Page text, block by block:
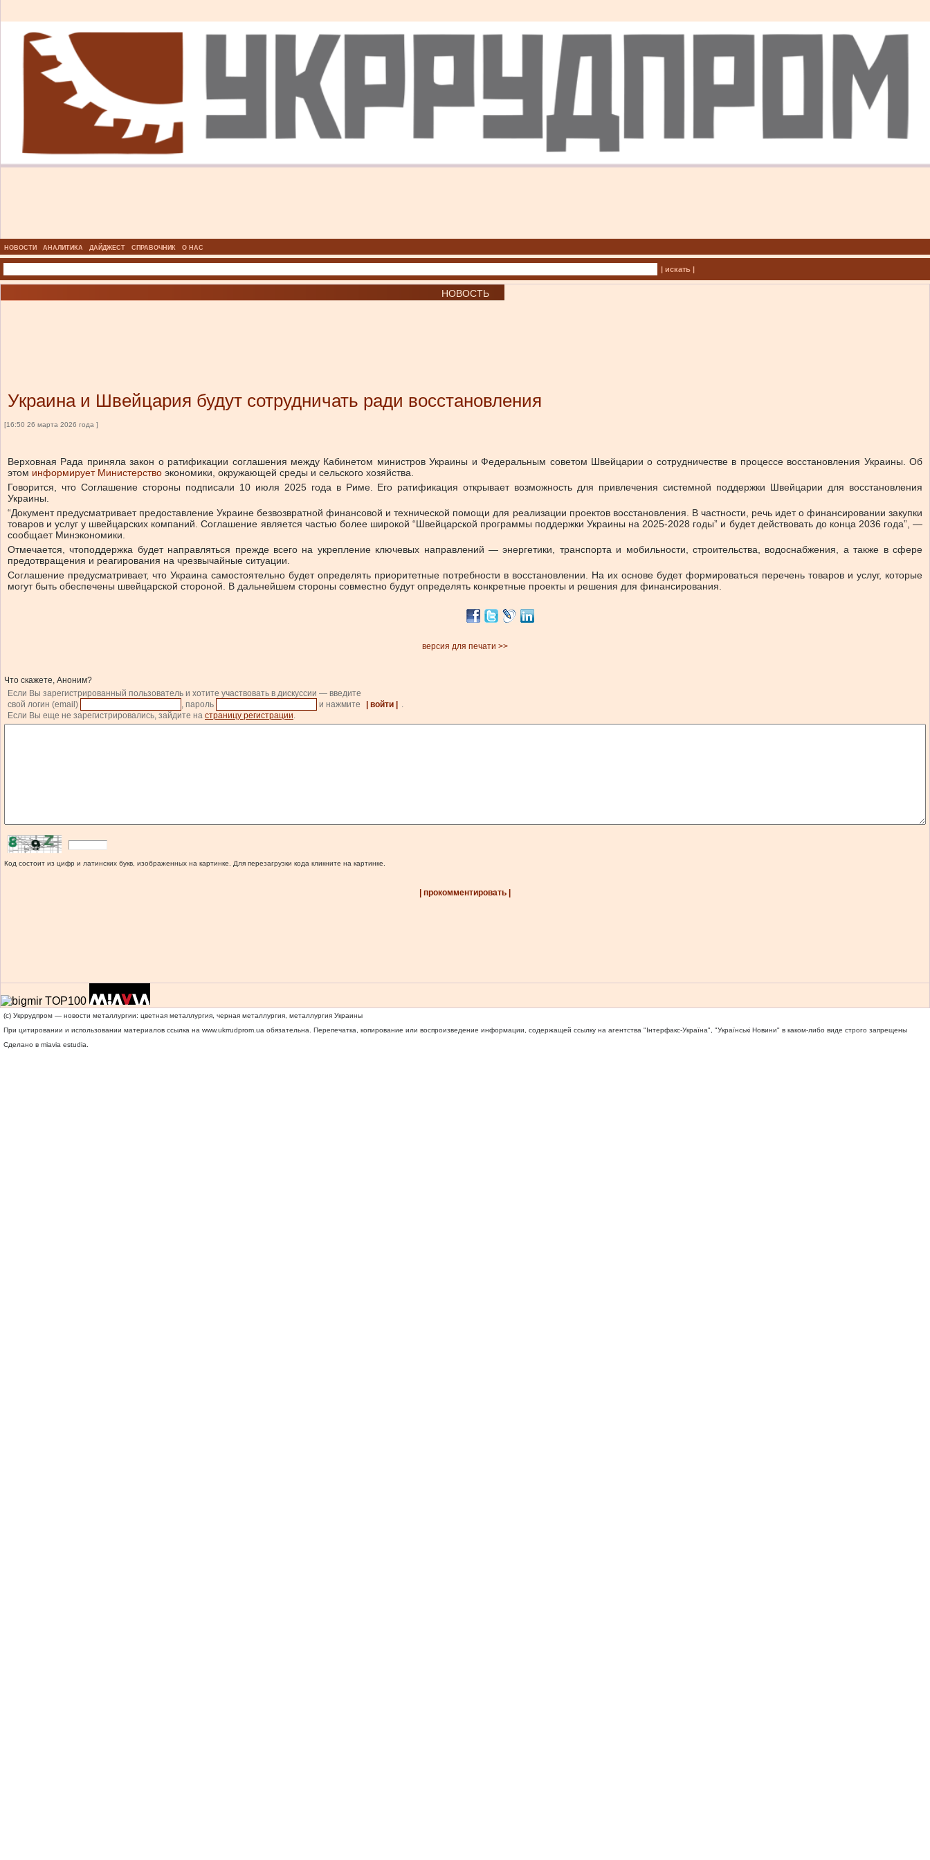
НОВОСТИ АНАЛИТИКА ДАЙДЖЕСТ СПРАВОЧНИК О НАС
| искать |
НОВОСТЬ
Украина и Швейцария будут сотрудничать ради восстановления
[16:50 26 марта 2026 года ]
Верховная Рада приняла закон о ратификации соглашения между Кабинетом министров Украины и Федеральным советом Швейцарии о сотрудничестве в процессе восстановления Украины.
Об
этом информирует Министерство экономики, окружающей среды и сельского хозяйства.
Говорится, что Соглашениестороны подписали 10 июля 2025 года в Риме. Его ратификация открывает возможность для привлечения системной поддержки Швейцарии для восстановления
Украины.
“Документ предусматривает предоставление Украине безвозвратной финансовой и технической помощи для реализации проектов восстановления. В частности, речь идет о финансировании закупки
товаров и услуг у швейцарских компаний. Соглашение является частью более широкой “Швейцарской программы поддержки Украины на 2025-2028 годы” и будет действовать до конца 2036 года”, —
сообщает Минэкономики.
Отмечается, чтоподдержка будет направляться прежде всего на укрепление ключевых направлений — энергетики, транспорта и мобильности, строительства, водоснабжения, а также в сфере
предотвращения и реагирования на чрезвычайные ситуации.
Соглашение предусматривает, что Украина самостоятельно будет определять приоритетные потребности в восстановлении. На их основе будет формироваться перечень товаров и услуг, которые
могут быть обеспечены швейцарской стороной. В дальнейшем стороны совместно будут определять конкретные проекты и решения для финансирования.
версия для печати >>
Что скажете, Аноним?
Если Вы зарегистрированный пользователь и хотите участвовать в дискуссии — введите
свой логин (email)
, пароль и нажмите | войти |
.
Если Вы еще не зарегистрировались, зайдите на страницу регистрации.
Код состоит из цифр и латинских букв, изображенных на картинке. Для перезагрузки кода кликните на картинке.
| прокомментировать |
(c) Укррудпром — новости металлургии: цветная металлургия, черная металлургия, металлургия Украины
При цитировании и использовании материалов ссылка на www.ukrrudprom.ua обязательна. Перепечатка, копирование или воспроизведение информации, содержащей ссылку на агентства "Iнтерфакс-Україна", "Українськi Новини" в каком-либо виде строго запрещены
Сделано в miavia estudia.